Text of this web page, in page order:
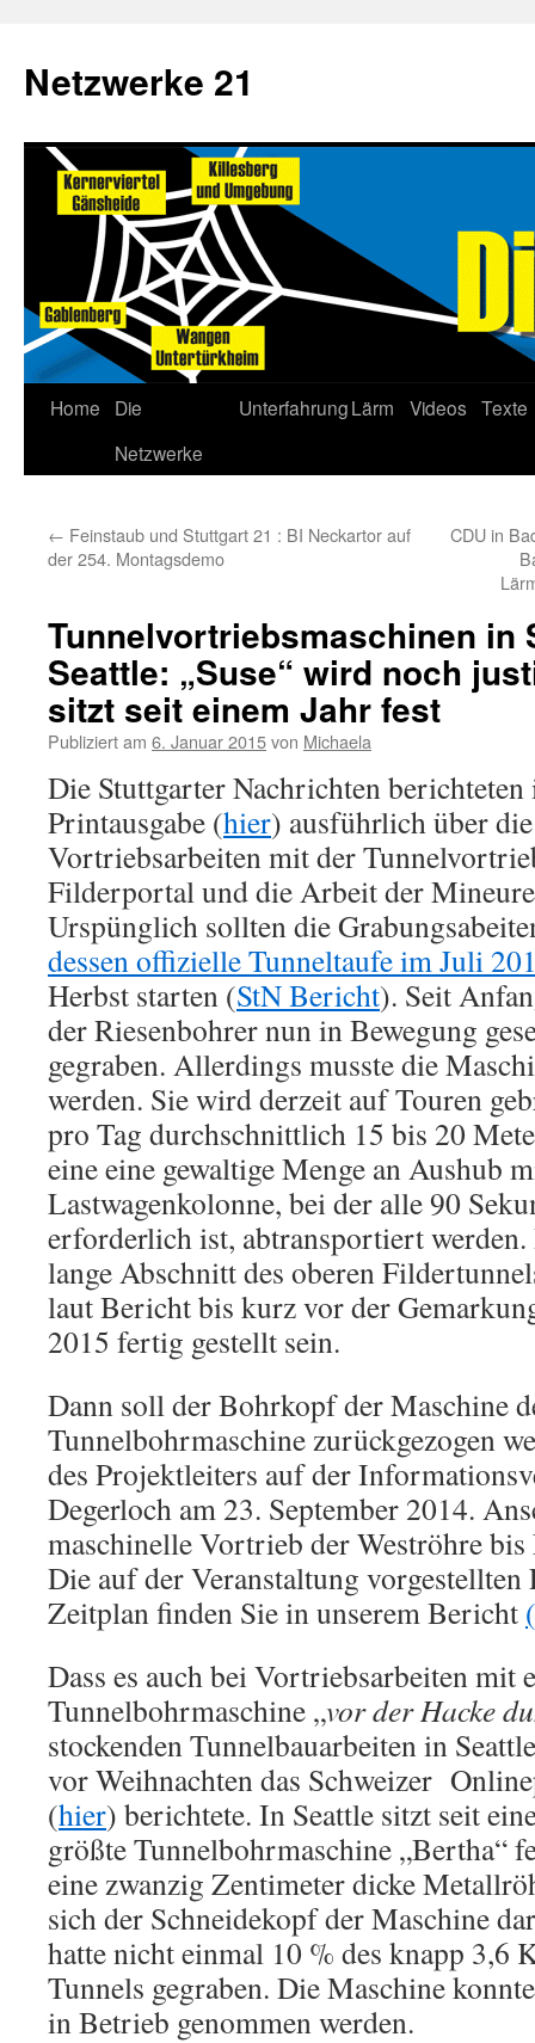
Netzwerke 21
Home
Die
Netzwerke
UnterfahrungLärm Videos Texte
← Feinstaub und Stuttgart 21 : BI Neckartor auf
der 254. Montagsdemo
CDU in
Tunnelvortriebsmaschinen in
Seattle: „Suse“ wird noch
sitzt seit einem Jahr fest
Publiziert am 6. Januar 2015von Michaela
Die Stuttgarter Nachrichten
Printausgabe (hier) ausführlich über
Vortriebsarbeiten mit der
Filderportal und die Arbeit der
Urspünglich sollten die
dessen offizielle Tunneltaufe im Juli
Herbst starten (StN Bericht). Seit
der Riesenbohrer nun in Bewegung
gegraben. Allerdings musste die
werden. Sie wird derzeit auf Touren
pro Tag durchschnittlich 15 bis 20
eine eine gewaltige Menge an Aushub
Lastwagenkolonne, bei der alle 90
erforderlich ist, abtransportiert
lange Abschnitt des oberen
laut Bericht bis kurz vor der
2015 fertig gestellt sein.
Dann soll der Bohrkopf der Maschine
Tunnelbohrmaschine zurückgezogen
des Projektleiters auf der
Degerloch am 23. September 2014.
maschinelle Vortrieb der Weströhre
Die auf der Veranstaltung vorgestellten
Zeitplan finden Sie in unserem Bericht
Dass es auch bei Vortriebsarbeiten mit
Tunnelbohrmaschine „vor der Hacke
stockenden Tunnelbauarbeiten in
vor Weihnachten das Schweizer
(hier) berichtete. In Seattle sitzt seit
größte Tunnelbohrmaschine „Bertha“
eine zwanzig Zentimeter dicke
sich der Schneidekopf der Maschine
hatte nicht einmal 10 % des knapp 3,6
Tunnels gegraben. Die Maschine
in Betrieb genommen werden.